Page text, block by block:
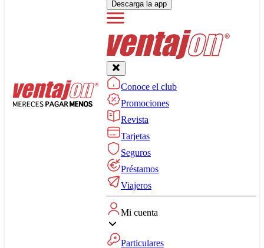
Descarga la app
Conoce el club
Promociones
Revista
Tarjetas
Seguros
Préstamos
Viajeros
Mi cuenta
Particulares